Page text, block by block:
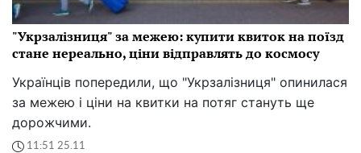
"Укрзалізниця" за межею: купити квиток на поїзд
стане нереально, ціни відправлять до космосу
Українців попередили, що "Укрзалізниця" опинилася
за межею і ціни на квитки на потяг стануть ще
дорожчими.
11:51 25.11